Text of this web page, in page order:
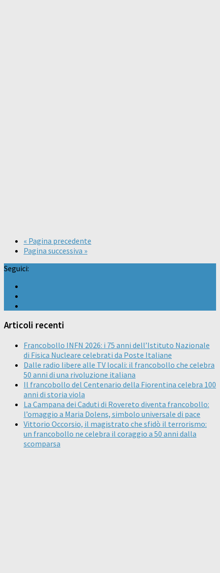
« Pagina precedente
Pagina successiva »
Seguici:
Articoli recenti
Francobollo INFN 2026: i 75 anni dell’Istituto Nazionale
di Fisica Nucleare celebrati da Poste Italiane
Dalle radio libere alle TV locali: il francobollo che celebra
50 anni di una rivoluzione italiana
Il francobollo del Centenario della Fiorentina celebra 100
anni di storia viola
La Campana dei Caduti di Rovereto diventa francobollo:
l’omaggio a Maria Dolens, simbolo universale di pace
Vittorio Occorsio, il magistrato che sfidò il terrorismo:
un francobollo ne celebra il coraggio a 50 anni dalla
scomparsa